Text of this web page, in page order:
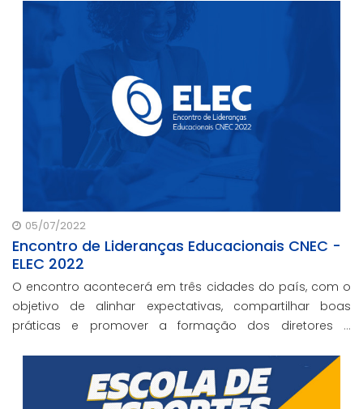
socialização e para o protagonismo dos estudantes.
05/07/2022
Encontro de Lideranças Educacionais CNEC -
ELEC 2022
O encontro acontecerá em três cidades do país, com o
objetivo de alinhar expectativas, compartilhar boas
práticas e promover a formação dos diretores e
no seu papel educador, executivo e empreendedor